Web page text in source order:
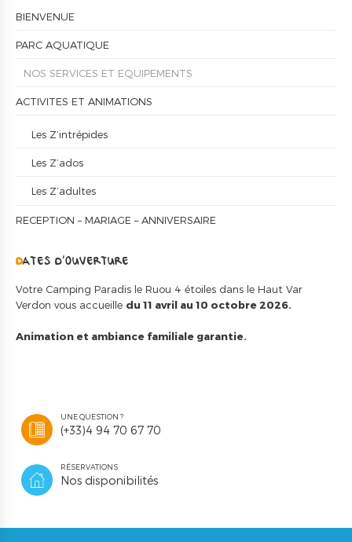
BIENVENUE
PARC AQUATIQUE
NOS SERVICES ET EQUIPEMENTS
ACTIVITES ET ANIMATIONS
Les Z’intrépides
Les Z’ados
Les Z’adultes
RECEPTION – MARIAGE – ANNIVERSAIRE
DATES D’OUVERTURE
Votre Camping Paradis le Ruou 4 étoiles dans le Haut Var
Verdon vous accueille du 11 avril au 10 octobre 2026.
Animation et ambiance familiale garantie.
UNE QUESTION ?
(+33)4 94 70 67 70
RÉSERVATIONS
Nos disponibilités